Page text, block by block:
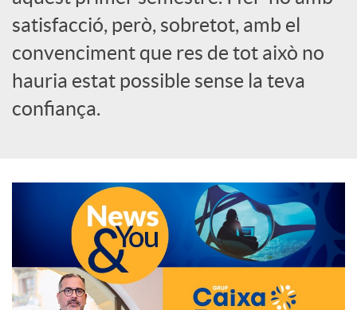
c
i
l
s
satisfacció, però, sobretot, amb el
convenciment que res de tot això no
hauria estat possible sense la teva
confiança.